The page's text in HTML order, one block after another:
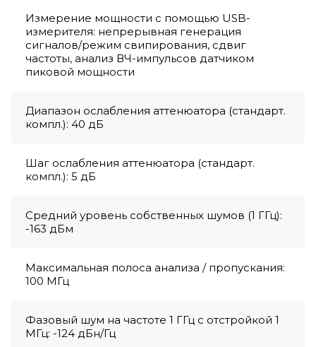
Измерение мощности с помощью USB-
измерителя: непрерывная генерация
сигналов/режим свипирования, сдвиг
частоты, анализ ВЧ-импульсов датчиком
пиковой мощности
Диапазон ослабления аттенюатора (стандарт.
компл.): 40 дБ
Шаг ослабления аттенюатора (стандарт.
компл.): 5 дБ
Средний уровень собственных шумов (1 ГГц):
-163 дБм
Максимальная полоса анализа / пропускания:
100 МГц
Фазовый шум на частоте 1 ГГц с отстройкой 1
МГц: -124 дБн/Гц